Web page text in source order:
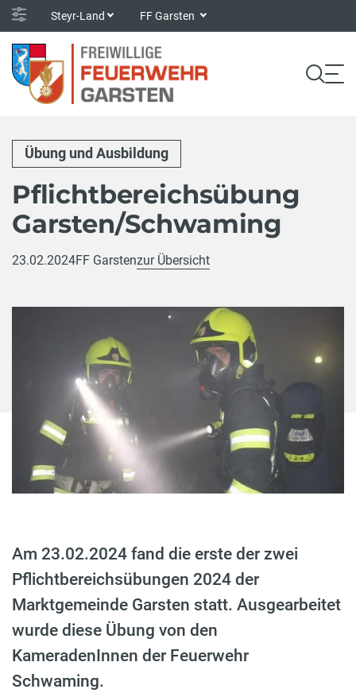
Steyr-Land FF Garsten
Übung und Ausbildung
Pflichtbereichsübung
Garsten/Schwaming
23.02.2024FF Garstenzur Übersicht
Am 23.02.2024 fand die erste der zwei
Pflichtbereichsübungen 2024 der
Marktgemeinde Garsten statt. Ausgearbeitet
wurde diese Übung von den
KameradenInnen der Feuerwehr
Schwaming.